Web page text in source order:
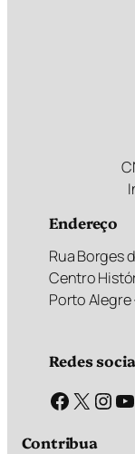
Endereço
Rua Borges
Centro
Porto Alegre
Redes
Facebook X Instagram Youtube
Contribua